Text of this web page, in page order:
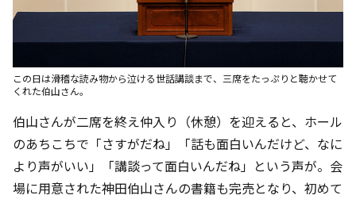
この日は滑稽な読み物から泣ける世話講談まで、三席をたっぷりと聴かせて
くれた伯山さん。
伯山さんが二席を終え仲入り（休憩）を迎えると、ホール
のあちこちで「さすがだね」「話も面白いんだけど、なに
より声がいい」「講談って面白いんだね」という声が。会
場に用意された神田伯山さんの書籍も完売となり、初めて